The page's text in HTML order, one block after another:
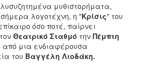
μυθιστορήματα,
λογοτέχνη, η "Κρίσις" του
όσο ποτέ, παίρνει
Θεατρικό Σταθμό την Πέμπτη
μια ενδιαφέρουσα
του Βαγγέλη Λιοδάκη.